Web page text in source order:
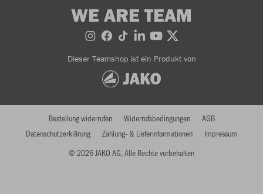
WE ARE TEAM
Dieser Teamshop ist ein Produkt von
© 2026 JAKO AG, Alle Rechte vorbehalten
Bestellung widerrufen Widerrufsbedingungen
AGB
Datenschutzerklärung
Zahlung- & Lieferinformationen Impressum